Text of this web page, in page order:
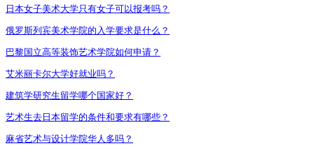
日本女子美术大学只有女子可以报考吗？
俄罗斯列宾美术学院的入学要求是什么？
巴黎国立高等装饰艺术学院如何申请？
艾米丽卡尔大学好就业吗？
建筑学研究生留学哪个国家好？
艺术生去日本留学的条件和要求有哪些？
麻省艺术与设计学院华人多吗？